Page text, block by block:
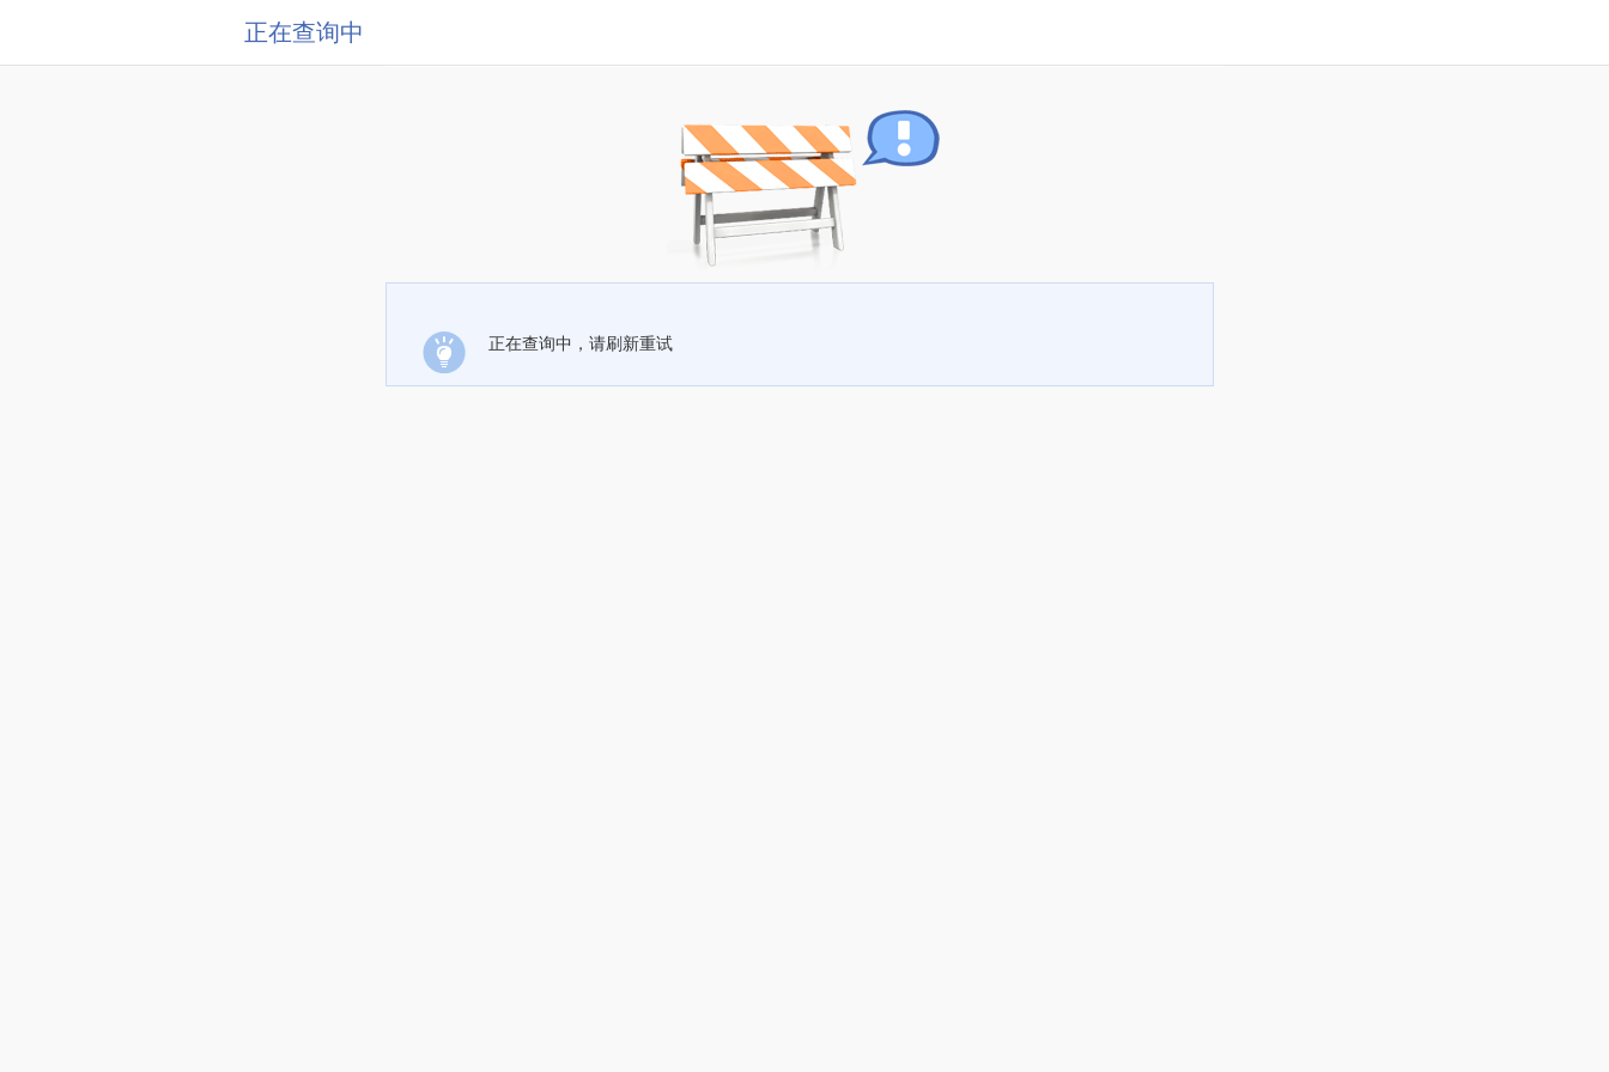
正在查询中
正在查询中，请刷新重试